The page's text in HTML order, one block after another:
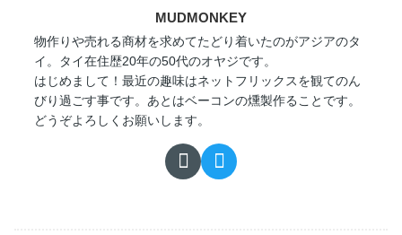
MUDMONKEY
物作りや売れる商材を求めてたどり着いたのがアジアのタ
イ。タイ在住歴20年の50代のオヤジです。
はじめまして！最近の趣味はネットフリックスを観てのん
びり過ごす事です。あとはベーコンの燻製作ることです。
どうぞよろしくお願いします。